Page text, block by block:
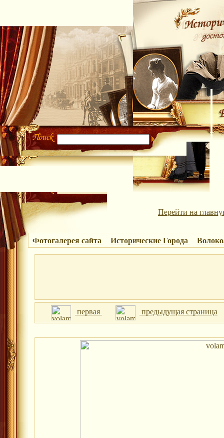
Перейти на
Фотогалерея сайта Исторические Города
первая предыдущая страница